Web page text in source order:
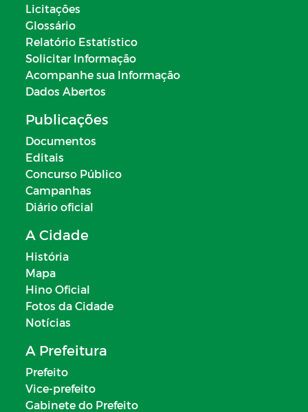
Licitações
Glossário
Relatório Estatístico
Solicitar Informação
Acompanhe sua Informação
Dados Abertos
Publicações
Documentos
Editais
Concurso Público
Campanhas
Diário oficial
A Cidade
História
Mapa
Hino Oficial
Fotos da Cidade
Notícias
A Prefeitura
Prefeito
Vice-prefeito
Gabinete do Prefeito